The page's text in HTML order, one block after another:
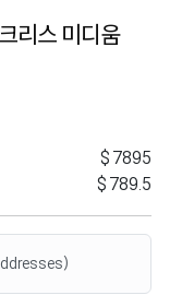
리스 미디움
$7895
$789.5